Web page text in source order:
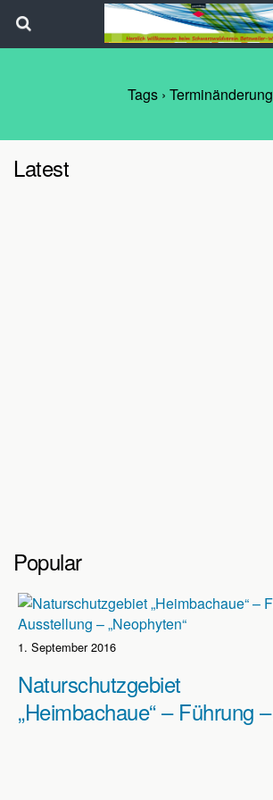
Tags › Terminänderung
Latest
Popular
1. September 2016
Naturschutzgebiet
„Heimbachaue“ – Führung –